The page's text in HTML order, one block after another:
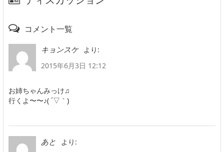
コメント一覧
キョンスケ
より:
2015年6月3日 12:12
お姉ちゃんみっけ♫
行くよ〜〜♪( ´▽｀)
あと
より: